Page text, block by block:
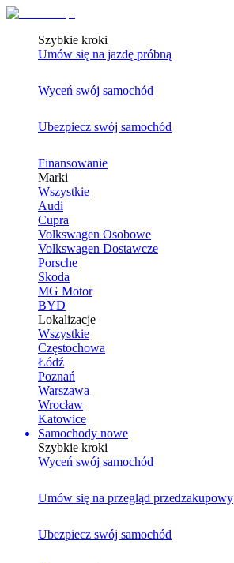
Szybkie kroki
Umów się na jazdę próbną
Wyceń swój samochód
Ubezpiecz swój samochód
Finansowanie
Marki
Wszystkie
Audi
Cupra
Volkswagen Osobowe
Volkswagen Dostawcze
Porsche
Skoda
MG Motor
BYD
Lokalizacje
Wszystkie
Częstochowa
Łódź
Poznań
Warszawa
Wrocław
Katowice
Samochody nowe
Szybkie kroki
Wyceń swój samochód
Umów się na przegląd przedzakupowy
Ubezpiecz swój samochód